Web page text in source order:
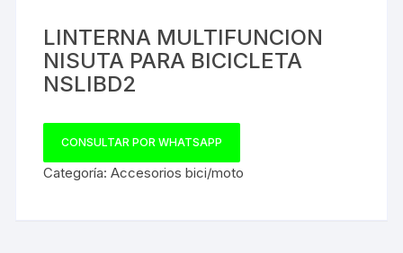
LINTERNA MULTIFUNCION
NISUTA PARA BICICLETA
NSLIBD2
CONSULTAR POR WHATSAPP
Categoría:Accesorios bici/moto